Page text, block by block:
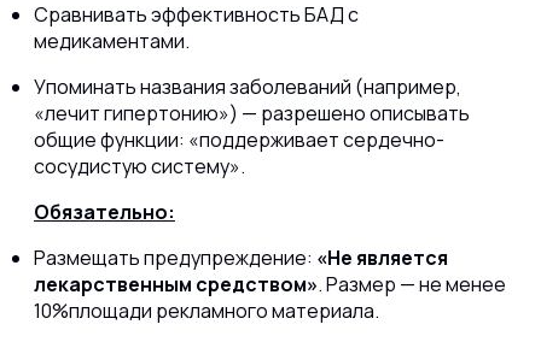
Сравнивать эффективность БАД с
медикаментами.
Упоминать названия заболеваний (например,
«лечит гипертонию») — разрешено описывать
общие функции: «поддерживает сердечно-
сосудистую систему».
Обязательно:
Размещать предупреждение: «Не является
лекарственным средством». Размер — не менее
10%площади рекламного материала.